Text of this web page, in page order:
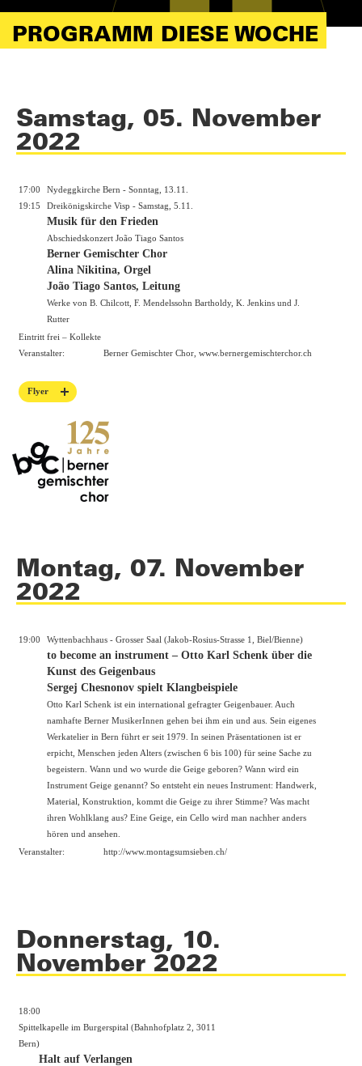
PROGRAMM DIESE WOCHE
Samstag, 05. November
2022
17:00
Nydeggkirche Bern - Sonntag, 13.11.
19:15
Dreikönigskirche Visp - Samstag, 5.11.
Musik für den Frieden
Abschiedskonzert João Tiago Santos
Berner Gemischter Chor
Alina Nikitina, Orgel
João Tiago Santos, Leitung
Werke von B. Chilcott, F. Mendelssohn Bartholdy, K. Jenkins und J.
Rutter
Eintritt frei – Kollekte
Veranstalter:
Berner Gemischter Chor, www.bernergemischterchor.ch
Flyer
Montag, 07. November
2022
19:00 Wyttenbachhaus - Grosser Saal (Jakob-Rosius-Strasse 1, Biel/Bienne)
to become an instrument – Otto Karl Schenk über die
Kunst des Geigenbaus
Sergej Chesnonov spielt Klangbeispiele
Otto Karl Schenk ist ein international gefragter Geigenbauer. Auch
namhafte Berner MusikerInnen gehen bei ihm ein und aus. Sein eigenes
Werkatelier in Bern führt er seit 1979. In seinen Präsentationen ist er
erpicht, Menschen jeden Alters (zwischen 6 bis 100) für seine Sache zu
begeistern. Wann und wo wurde die Geige geboren? Wann wird ein
Instrument Geige genannt? So entsteht ein neues Instrument: Handwerk,
Material, Konstruktion, kommt die Geige zu ihrer Stimme? Was macht
ihren Wohlklang aus? Eine Geige, ein Cello wird man nachher anders
hören und ansehen.
Veranstalter:
http://www.montagsumsieben.ch/
Donnerstag, 10.
November 2022
18:00
Spittelkapelle im Burgerspital (Bahnhofplatz 2, 3011
Bern)
Halt auf Verlangen